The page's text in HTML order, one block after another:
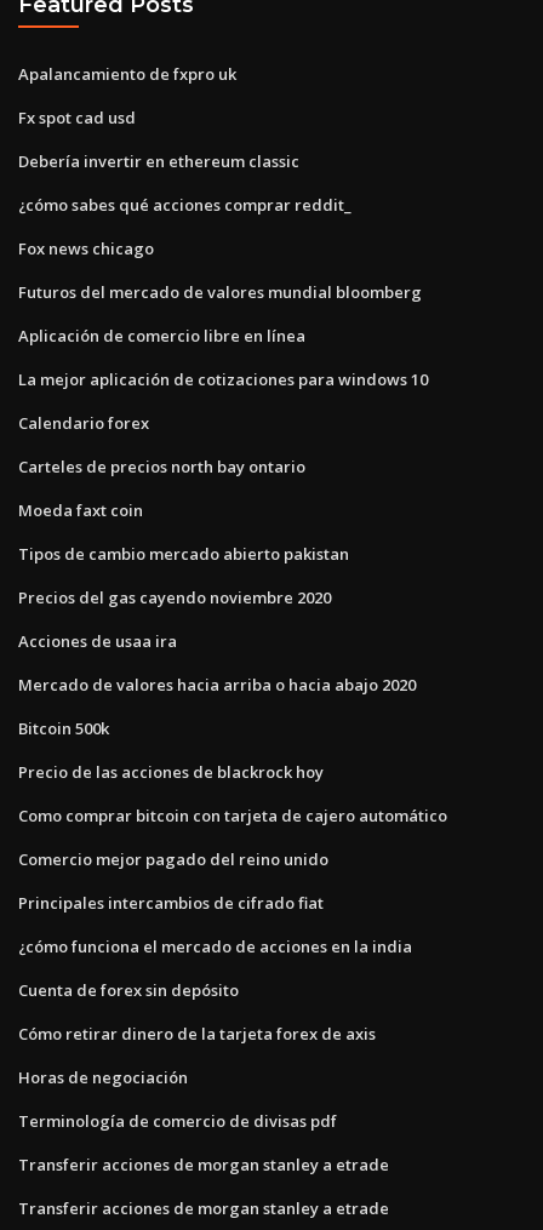
Apalancamiento de fxpro uk
Fx spot cad usd
Debería invertir en ethereum classic
¿cómo sabes qué acciones comprar reddit_
Fox news chicago
Futuros del mercado de valores mundial bloomberg
Aplicación de comercio libre en línea
La mejor aplicación de cotizaciones para windows 10
Calendario forex
Carteles de precios north bay ontario
Moeda faxt coin
Tipos de cambio mercado abierto pakistan
Precios del gas cayendo noviembre 2020
Acciones de usaa ira
Mercado de valores hacia arriba o hacia abajo 2020
Bitcoin 500k
Precio de las acciones de blackrock hoy
Como comprar bitcoin con tarjeta de cajero automático
Comercio mejor pagado del reino unido
Principales intercambios de cifrado fiat
¿cómo funciona el mercado de acciones en la india
Cuenta de forex sin depósito
Cómo retirar dinero de la tarjeta forex de axis
Horas de negociación
Terminología de comercio de divisas pdf
Transferir acciones de morgan stanley a etrade
Transferir acciones de morgan stanley a etrade